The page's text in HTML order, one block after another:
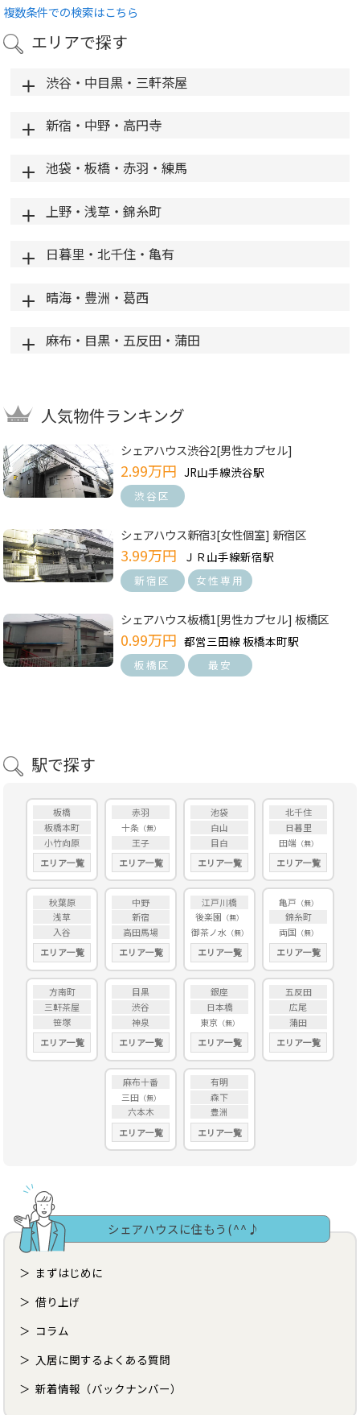
複数条件での検索はこちら
エリアで探す
渋谷・中目黒・三軒茶屋
新宿・中野・高円寺
池袋・板橋・赤羽・練馬
上野・浅草・錦糸町
日暮里・北千住・亀有
晴海・豊洲・葛西
麻布・目黒・五反田・蒲田
人気物件ランキング
シェアハウス渋谷2[男性カプセル]
2.99万円 JR山手線渋谷駅
渋谷区
シェアハウス新宿3[女性個室] 新宿区
3.99万円 ＪＲ山手線新宿駅
新宿区 女性専用
シェアハウス板橋1[男性カプセル] 板橋区
0.99万円 都営三田線 板橋本町駅
板橋区 最安
駅で探す
板橋
板橋本町
小竹向原
エリア一覧
赤羽
十条
王子
エリア一覧
池袋
白山
目白
エリア一覧
北千住
日暮里
田端
エリア一覧
秋葉原
浅草
入谷
エリア一覧
中野
新宿
高田馬場
エリア一覧
江戸川橋
後楽園
御茶ノ水
エリア一覧
亀戸
錦糸町
両国
エリア一覧
方南町
三軒茶屋
笹塚
エリア一覧
目黒
渋谷
神泉
エリア一覧
銀座
日本橋
東京
エリア一覧
五反田
広尾
蒲田
エリア一覧
麻布十番
三田
六本木
エリア一覧
有明
森下
豊洲
エリア一覧
シェアハウスに住もう(^^♪
まずはじめに
借り上げ
コラム
入居に関するよくある質問
新着情報（バックナンバー）